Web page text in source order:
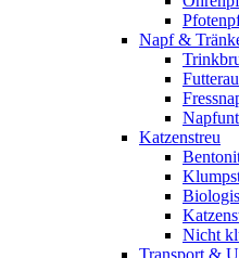
Napf &
Katzenstreu
Nicht
Transport &